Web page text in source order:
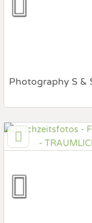
Fotobox mit
Photography S &
5500
Hochzeits
Fotobox mit